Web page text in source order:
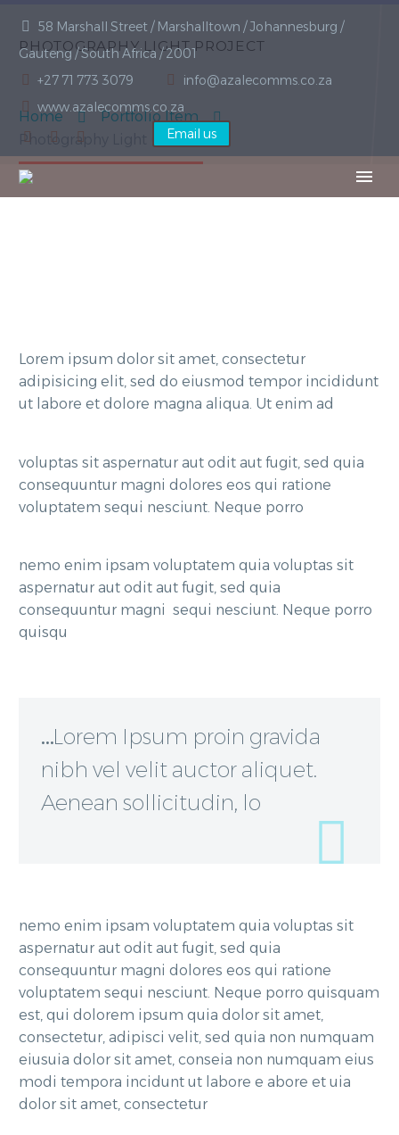
58 Marshall Street / Marshalltown / Johannesburg /
Gauteng / South Africa / 2001
+27 71 773 3079
info@azalecomms.co.za
www.azalecomms.co.za
Email us
PHOTOGRAPHY LIGHT PROJECT
Home
Portfolio Item
Photography Light (Demo)
Lorem ipsum dolor sit amet, consectetur
adipisicing elit, sed do eiusmod tempor incididunt
ut labore et dolore magna aliqua. Ut enim ad
voluptas sit aspernatur aut odit aut fugit, sed quia
consequuntur magni dolores eos qui ratione
voluptatem sequi nesciunt. Neque porro
nemo enim ipsam voluptatem quia voluptas sit
aspernatur aut odit aut fugit, sed quia
consequuntur magni sequi nesciunt. Neque porro
quisqu
…Lorem Ipsum proin gravida
nibh vel velit auctor aliquet.
Aenean sollicitudin, lo
nemo enim ipsam voluptatem quia voluptas sit
aspernatur aut odit aut fugit, sed quia
consequuntur magni dolores eos qui ratione
voluptatem sequi nesciunt. Neque porro quisquam
est, qui dolorem ipsum quia dolor sit amet,
consectetur, adipisci velit, sed quia non numquam
eiusuia dolor sit amet, conseia non numquam eius
modi tempora incidunt ut labore e abore et uia
dolor sit amet, consectetur